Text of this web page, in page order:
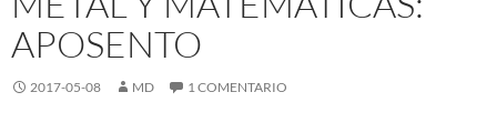
APOSENTO
2017-05-08 MD 1 COMENTARIO